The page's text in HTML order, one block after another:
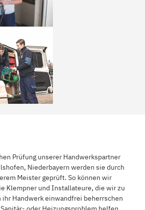
Prüfung unserer Handwerkspartner
Niederbayern werden sie durch
Meister geprüft. So können wir
Klempner und Installateure, die wir zu
Handwerk einwandfrei beherrschen